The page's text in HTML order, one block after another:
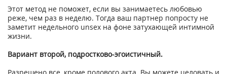
Этот метод не поможет, если вы занимаетесь любовью
реже, чем раз в неделю. Тогда ваш партнер попросту не
заметит недельного unsex на фоне затухающей интимной
жизни.
Вариант второй, подростково-эгоистичный.
Разрешено все, кроме полового акта. Вы можете целовать и